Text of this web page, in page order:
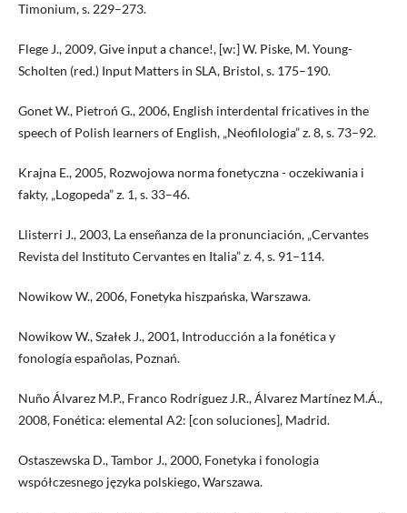
Timonium, s. 229–273.
Flege J., 2009, Give input a chance!, [w:] W. Piske, M. Young-
Scholten (red.) Input Matters in SLA, Bristol, s. 175–190.
Gonet W., Pietroń G., 2006, English interdental fricatives in the
speech of Polish learners of English, „Neofilologia” z. 8, s. 73–92.
Krajna E., 2005, Rozwojowa norma fonetyczna - oczekiwania i
fakty, „Logopeda” z. 1, s. 33–46.
Llisterri J., 2003, La enseñanza de la pronunciación, „Cervantes
Revista del Instituto Cervantes en Italia” z. 4, s. 91–114.
Nowikow W., 2006, Fonetyka hiszpańska, Warszawa.
Nowikow W., Szałek J., 2001, Introducción a la fonética y
fonología españolas, Poznań.
Nuño Álvarez M.P., Franco Rodríguez J.R., Álvarez Martínez M.Á.,
2008, Fonética: elemental A2: [con soluciones], Madrid.
Ostaszewska D., Tambor J., 2000, Fonetyka i fonologia
współczesnego języka polskiego, Warszawa.